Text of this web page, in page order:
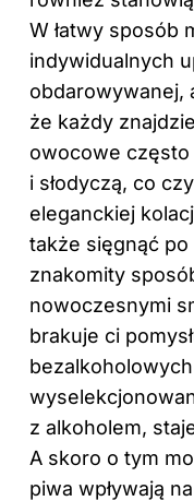
W łatwy sposób
indywidualnych
obdarowywanej,
że każdy
owocowe
i słodyczą, co
eleganckiej
także sięgnąć
znakomity
nowoczesnymi
brakuje ci
z alkoholem,
A skoro o tym
piwa wpływają